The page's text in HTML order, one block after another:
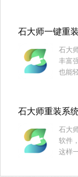
石大师一键重
石大
丰富
也能
石大师重装系
石大
软件
这样